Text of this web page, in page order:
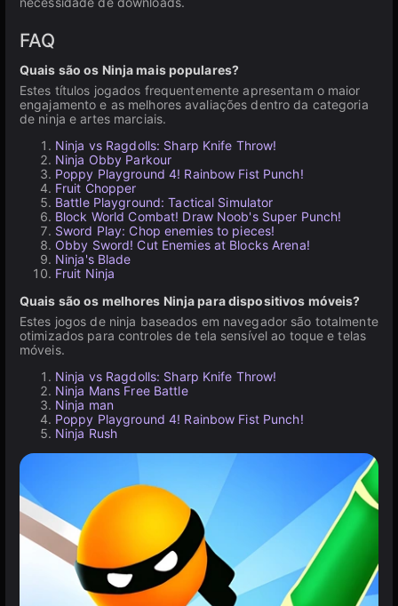
FAQ
Quais são os Ninja mais populares?
Estes títulos jogados frequentemente apresentam o maior
engajamento e as melhores avaliações dentro da categoria
de ninja e artes marciais.
Ninja vs Ragdolls: Sharp Knife Throw!
Ninja Obby Parkour
Poppy Playground 4! Rainbow Fist Punch!
Fruit Chopper
Battle Playground: Tactical Simulator
Block World Combat! Draw Noob's Super Punch!
Sword Play: Chop enemies to pieces!
Obby Sword! Cut Enemies at Blocks Arena!
Ninja's Blade
Fruit Ninja
Quais são os melhores Ninja para dispositivos móveis?
Estes jogos de ninja baseados em navegador são totalmente
otimizados para controles de tela sensível ao toque e telas
móveis.
Ninja vs Ragdolls: Sharp Knife Throw!
Ninja Mans Free Battle
Ninja man
Poppy Playground 4! Rainbow Fist Punch!
Ninja Rush